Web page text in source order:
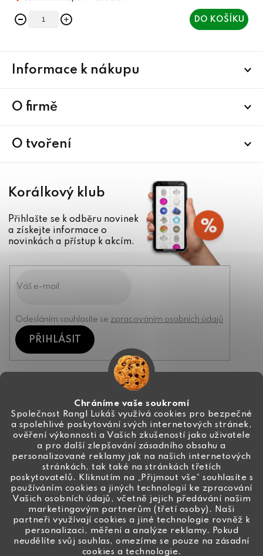
Chráníme vaše soukromí
Společnost Rangl Lukáš využívá cookies pro bezpečné
a spolehlivé poskytování svých internetových stránek,
ověření výkonnosti a Vašich zkušeností jako uživatele
a pro další zlepšování zásadního obsahu a
personalizované reklamy jak na našich internetových
stránkách, tak také na stránkách třetích
poskytovatelů. Kliknutím na „Přijmout vše“ souhlasíte s
používáním cookies a jiných technologií ke zpracování
Vašich osobních údajů, včetně jejich předávání našim
marketingovým partnerům (třetí osoby). Naši
partneři využívají cookies a jiné technologie rovněž k
personalizaci, měření a analýze reklamy. Pokud
neudělíte svůj souhlas, omezíme se pouze na zásadní
cookies a technologie.
DO KOŠÍKU
Informace k nákupu
O firmě
O tvoření
Korálkový klub
Přihlašte se k odběru novinek
a získejte informace o
novinkách a přístup k akcím.
Odesláním souhlasíte se zpracováním osobních údajů
PŘIHLÁSIT
info@ceske-koralky.cz
+420 774 444 191